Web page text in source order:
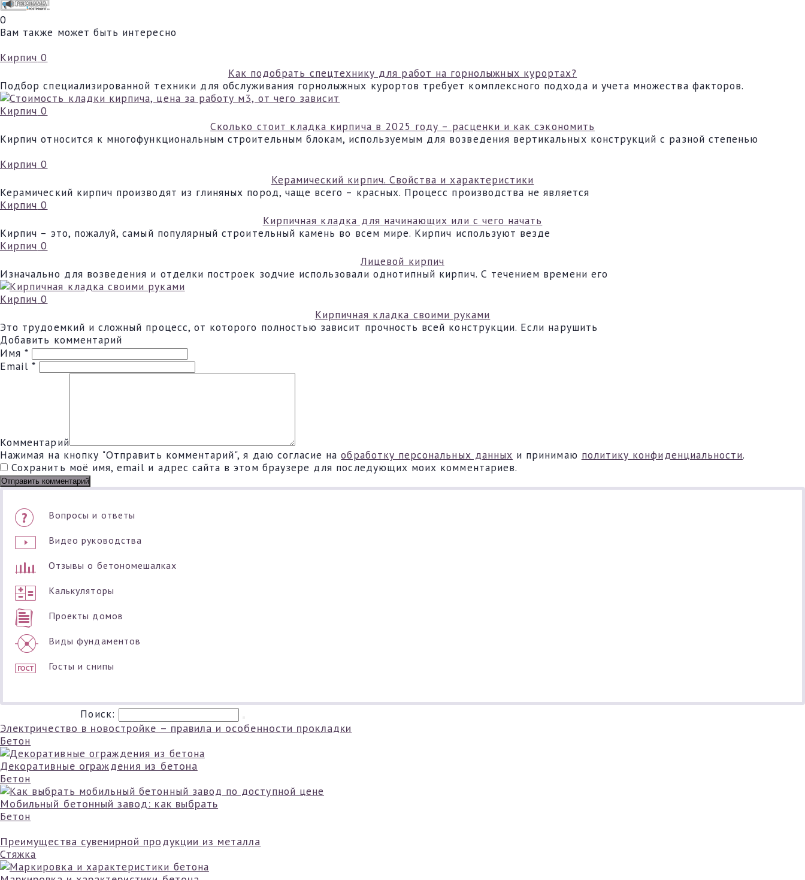
0
Вам также может быть интересно
Кирпич 0
Как подобрать спецтехнику для работ на горнолыжных курортах?
Подбор специализированной техники для обслуживания горнолыжных курортов требует комплексного подхода и учета множества факторов.
Кирпич 0
Сколько стоит кладка кирпича в 2025 году – расценки и как сэкономить
Кирпич относится к многофункциональным строительным блокам, используемым для возведения вертикальных конструкций с разной степенью
Кирпич 0
Керамический кирпич. Свойства и характеристики
Керамический кирпич производят из глиняных пород, чаще всего – красных. Процесс производства не является
Кирпич 0
Кирпичная кладка для начинающих или с чего начать
Кирпич – это, пожалуй, самый популярный строительный камень во всем мире. Кирпич используют везде
Кирпич 0
Лицевой кирпич
Изначально для возведения и отделки построек зодчие использовали однотипный кирпич. С течением времени его
Кирпич 0
Кирпичная кладка своими руками
Это трудоемкий и сложный процесс, от которого полностью зависит прочность всей конструкции. Если нарушить
Добавить комментарий
Имя*
Email*
Комментарий
Нажимая на кнопку "Отправить комментарий", я даю согласие наобработку персональных данных и принимаю политику конфиденциальности.
Сохранить моё имя, email и адрес сайта в этом браузере для последующих моих комментариев.
Вопросы и ответы
Видео руководства
Отзывы о бетономешалках
Калькуляторы
Проекты домов
Виды фундаментов
Госты и снипы
Поиск:
Электричество в новостройке – правила и особенности прокладки
Бетон
Декоративные ограждения из бетона
Бетон
Мобильный бетонный завод: как выбрать
Бетон
Преимущества сувенирной продукции из металла
Стяжка